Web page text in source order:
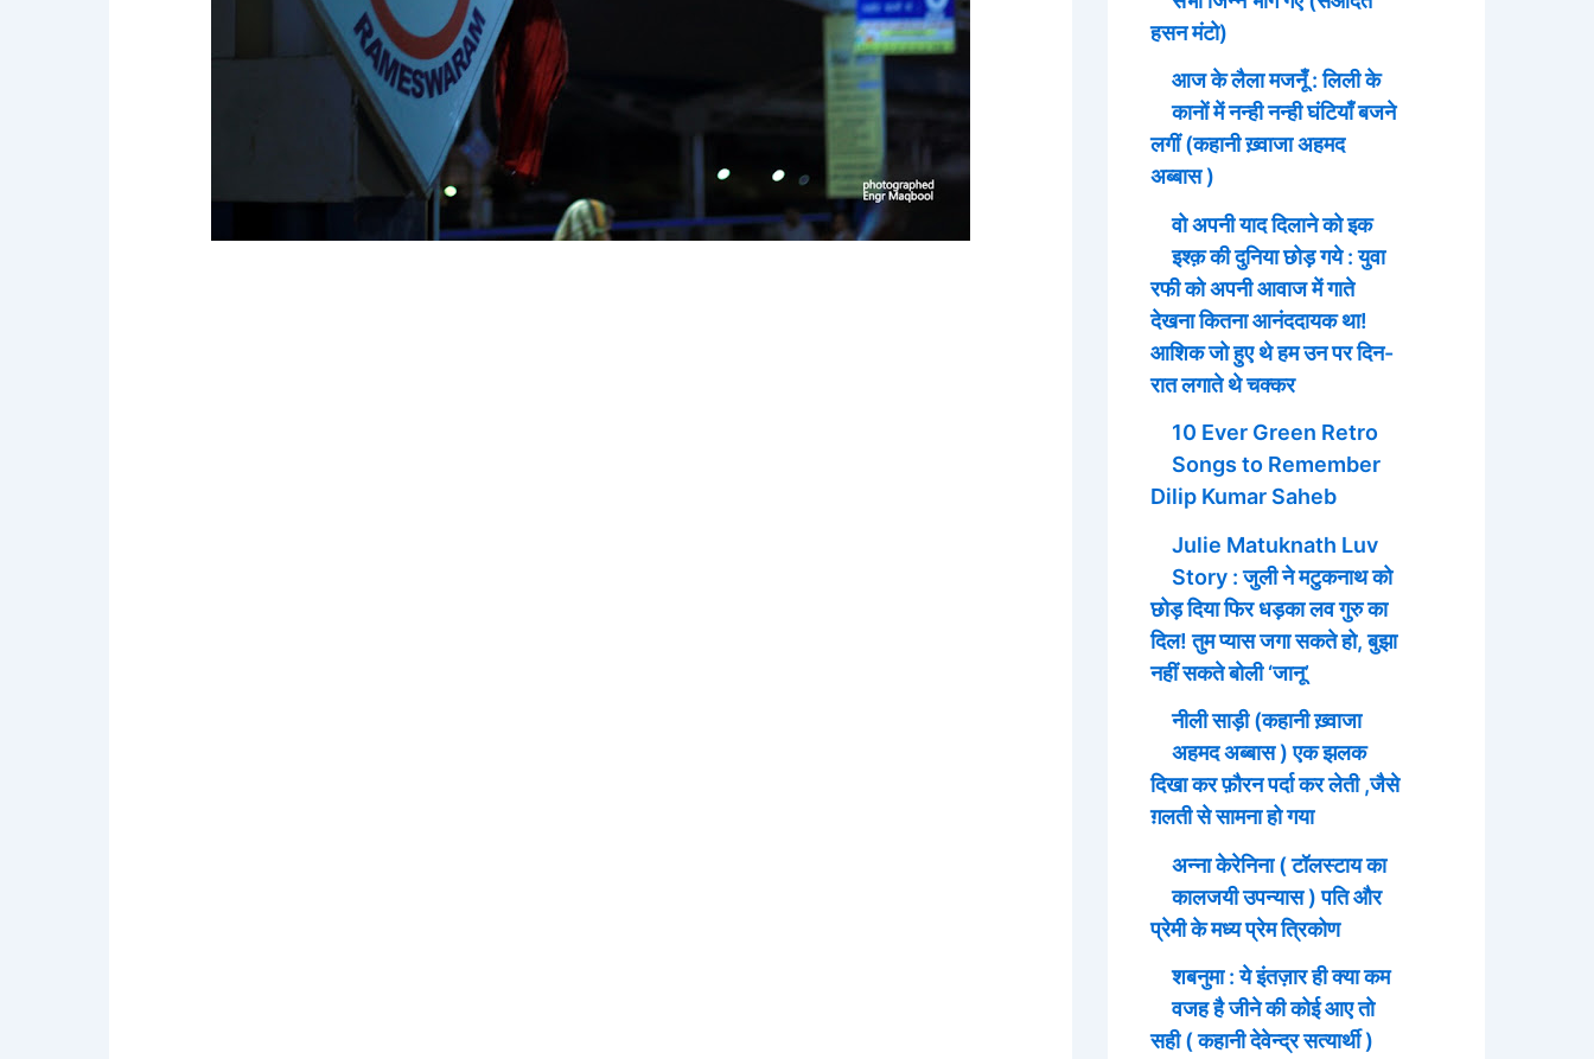
हसन मंटो)
आज के लैला मजनूँ : लिली के
कानों में नन्ही नन्ही घंटियाँ बजने
लगीं (कहानी ख़्वाजा अहमद
अब्बास )
वो अपनी याद दिलाने को इक
इश्क़ की दुनिया छोड़ गये : युवा
रफी को अपनी आवाज में गाते
देखना कितना आनंददायक था!
आशिक जो हुए थे हम उन पर दिन-
रात लगाते थे चक्कर
10 Ever Green Retro
Songs to Remember
Dilip Kumar Saheb
Julie Matuknath Luv
Story : जुली ने मटुकनाथ को
छोड़ दिया फिर धड़का लव गुरु का
दिल! तुम प्यास जगा सकते हो, बुझा
नहीं सकते बोली ‘जानू’
नीली साड़ी (कहानी ख़्वाजा
अहमद अब्बास ) एक झलक
दिखा कर फ़ौरन पर्दा कर लेती ,जैसे
ग़लती से सामना हो गया
अन्ना केरेनिना ( टॉलस्टाय का
कालजयी उपन्यास ) पति और
प्रेमी के मध्य प्रेम त्रिकोण
शबनुमा : ये इंतज़ार ही क्या कम
वजह है जीने की कोई आए तो
सही ( कहानी देवेन्द्र सत्यार्थी )